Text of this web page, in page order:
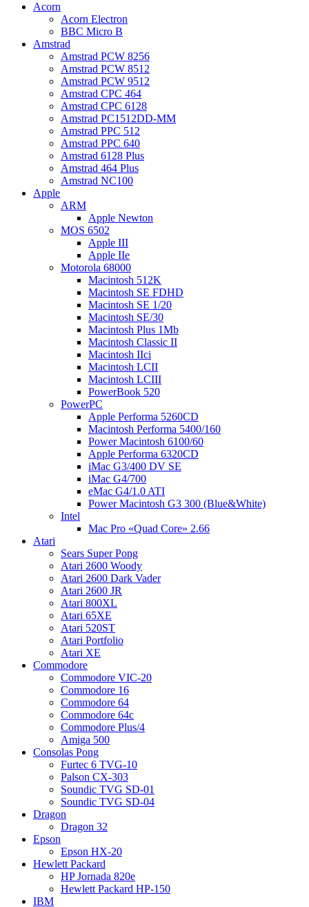
Acorn
Acorn Electron
BBC Micro B
Amstrad
Amstrad PCW 8256
Amstrad PCW 8512
Amstrad PCW 9512
Amstrad CPC 464
Amstrad CPC 6128
Amstrad PC1512DD-MM
Amstrad PPC 512
Amstrad PPC 640
Amstrad 6128 Plus
Amstrad 464 Plus
Amstrad NC100
Apple
ARM
Apple Newton
MOS 6502
Apple III
Apple IIe
Motorola 68000
Macintosh 512K
Macintosh SE FDHD
Macintosh SE 1/20
Macintosh SE/30
Macintosh Plus 1Mb
Macintosh Classic II
Macintosh IIci
Macintosh LCII
Macintosh LCIII
PowerBook 520
PowerPC
Apple Performa 5260CD
Macintosh Performa 5400/160
Power Macintosh 6100/60
Apple Performa 6320CD
iMac G3/400 DV SE
iMac G4/700
eMac G4/1.0 ATI
Power Macintosh G3 300 (Blue&White)
Intel
Mac Pro «Quad Core» 2.66
Atari
Sears Super Pong
Atari 2600 Woody
Atari 2600 Dark Vader
Atari 2600 JR
Atari 800XL
Atari 65XE
Atari 520ST
Atari Portfolio
Atari XE
Commodore
Commodore VIC-20
Commodore 16
Commodore 64
Commodore 64c
Commodore Plus/4
Amiga 500
Consolas Pong
Furtec 6 TVG-10
Palson CX-303
Soundic TVG SD-01
Soundic TVG SD-04
Dragon
Dragon 32
Epson
Epson HX-20
Hewlett Packard
HP Jornada 820e
Hewlett Packard HP-150
IBM